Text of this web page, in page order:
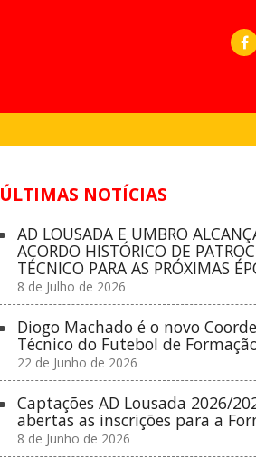
ÚLTIMAS NOTÍCIAS
AD LOUSADA E UMBRO
ACORDO HISTÓRICO DE
TÉCNICO PARA AS PRÓXIMAS
8 de Julho de 2026
Diogo Machado é o novo
Técnico do Futebol de
22 de Junho de 2026
Captações AD Lousada 2026/
abertas as inscrições para a
8 de Junho de 2026